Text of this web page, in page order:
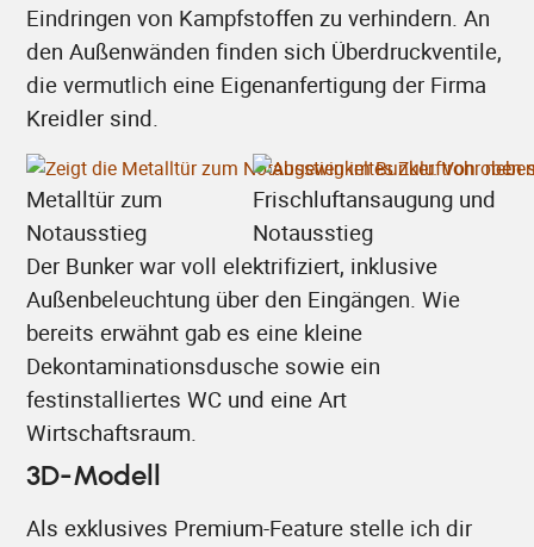
Eindringen von Kampfstoffen zu verhindern. An
den Außenwänden finden sich Überdruckventile,
die vermutlich eine Eigenanfertigung der Firma
Kreidler sind.
Metalltür zum
Notausstieg
Frischluftansaugung und
Notausstieg
Der Bunker war voll elektrifiziert, inklusive
Außenbeleuchtung über den Eingängen. Wie
bereits erwähnt gab es eine kleine
Dekontaminationsdusche sowie ein
festinstalliertes WC und eine Art
Wirtschaftsraum.
3D-Modell
Als exklusives Premium-Feature stelle ich dir